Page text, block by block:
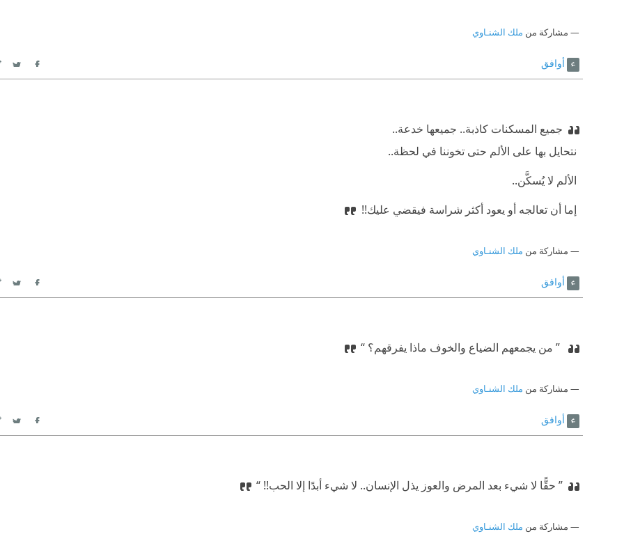
مشاركة من ملك الشنـاوي
أوافق
جميع المسكنات كاذبة.. جميعها خدعة..
‫ نتحايل بها على الألم حتى تخوننا في لحظة..
‫ الألم لا يُسكَّن..
‫ إما أن تعالجه أو يعود أكثر شراسة فيقضي عليك!!
مشاركة من ملك الشنـاوي
أوافق
‫ ” من يجمعهم الضياع والخوف ماذا يفرقهم؟ “
مشاركة من ملك الشنـاوي
أوافق
” حقًّا لا شيء بعد المرض والعوز يذل الإنسان.. لا شيء أبدًا إلا الحب!! “
مشاركة من ملك الشنـاوي